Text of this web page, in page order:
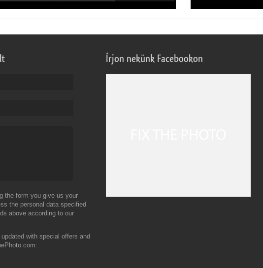
the form you give us your
the personal data specified
above according to our
updated with special offers and
Írjon nekünk Facebookon